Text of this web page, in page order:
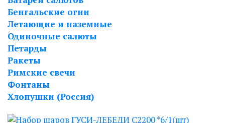
Бенгальские огни
Летающие и наземные
Одиночные салюты
Петарды
Ракеты
Римские свечи
Фонтаны
Хлопушки (Россия)